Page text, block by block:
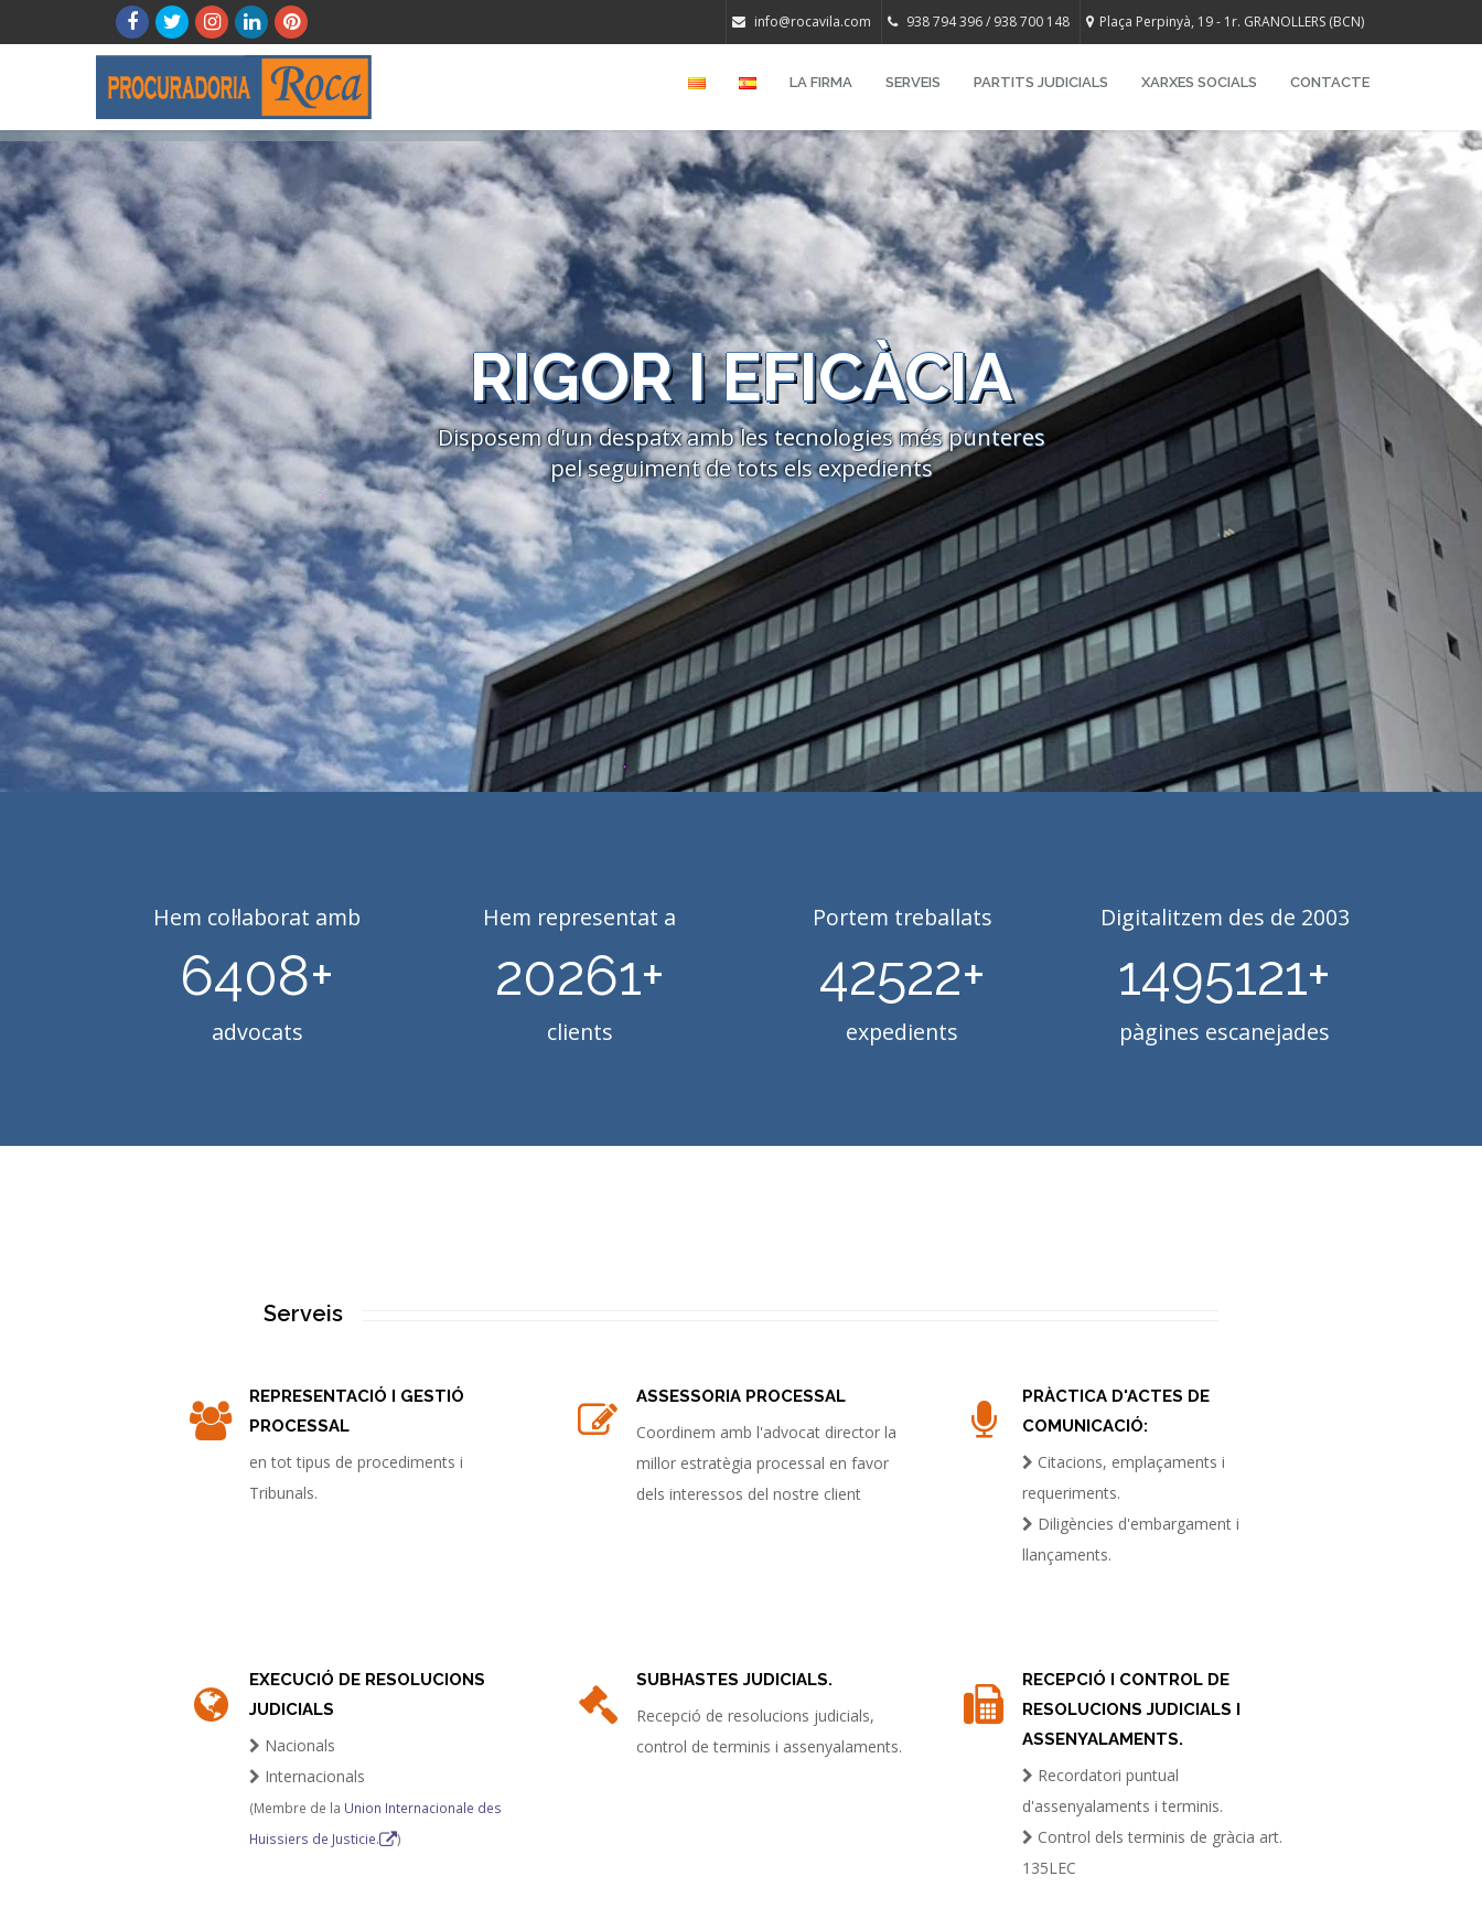
info@rocavila.com 938 794 396 / 938 700 148 Plaça Perpinyà, 19 - 1r. GRANOLLERS (BCN)
LA FIRMA SERVEIS PARTITS JUDICIALS XARXES SOCIALS CONTACTE
RIGOR I EFICÀCIA
Disposem d'un despatx amb les tecnologies més punteres
pel seguiment de tots els expedients
Hem col·laborat amb
6408+
advocats
Hem representat a
20261+
clients
Portem treballats
42522+
expedients
Digitalitzem des de 2003
1495121+
pàgines escanejades
Serveis
REPRESENTACIÓ I GESTIÓ
PROCESSAL
en tot tipus de procediments i
Tribunals.
ASSESSORIA PROCESSAL
Coordinem amb l'advocat director la
millor estratègia processal en favor
dels interessos del nostre client
PRÀCTICA D'ACTES DE
COMUNICACIÓ:
Citacions, emplaçaments i
requeriments.
Diligències d'embargament i
llançaments.
EXECUCIÓ DE RESOLUCIONS
JUDICIALS
Nacionals
Internacionals
(Membre de la Union Internacionale des
Huissiers de Justicie.
)
SUBHASTES JUDICIALS.
Recepció de resolucions judicials,
control de terminis i assenyalaments.
RECEPCIÓ I CONTROL DE
RESOLUCIONS JUDICIALS I
ASSENYALAMENTS.
Recordatori puntual
d'assenyalaments i terminis.
Control dels terminis de gràcia art.
135LEC